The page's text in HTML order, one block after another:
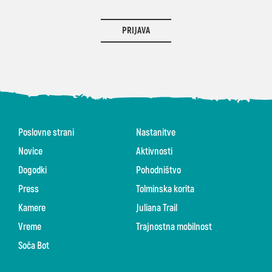
PRIJAVA
Poslovne strani
Novice
Dogodki
Press
Kamere
Vreme
Soča Bot
Nastanitve
Aktivnosti
Pohodništvo
Tolminska korita
Juliana Trail
Trajnostna mobilnost